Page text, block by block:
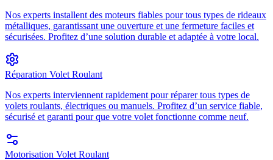
Nos experts installent des moteurs fiables pour tous types de rideaux
métalliques, garantissant une ouverture et une fermeture faciles et
sécurisées. Profitez d’une solution durable et adaptée à votre local.
Réparation Volet Roulant
Nos experts interviennent rapidement pour réparer tous types de
volets roulants, électriques ou manuels. Profitez d’un service fiable,
sécurisé et garanti pour que votre volet fonctionne comme neuf.
Motorisation Volet Roulant